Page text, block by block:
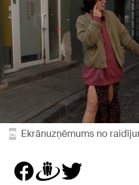
Ekrānuzņēmums no